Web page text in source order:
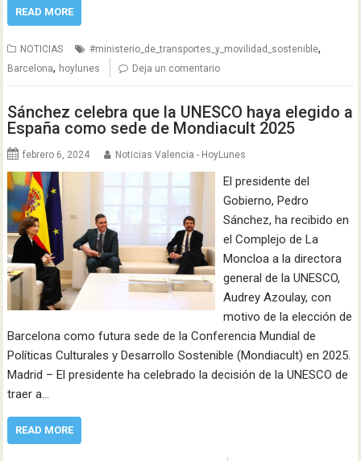
READ MORE
NOTICIAS #ministerio_de_transportes_y_movilidad_sostenible,
Barcelona, hoylunes Deja un comentario
Sánchez celebra que la UNESCO haya elegido a
España como sede de Mondiacult 2025
febrero 6, 2024 Noticias Valencia - HoyLunes
El presidente del
Gobierno, Pedro
Sánchez, ha recibido en
el Complejo de La
Moncloa a la directora
general de la UNESCO,
Audrey Azoulay, con
motivo de la elección de
Barcelona como futura sede de la Conferencia Mundial de
Políticas Culturales y Desarrollo Sostenible (Mondiacult) en 2025.
Madrid – El presidente ha celebrado la decisión de la UNESCO de
traer a…
READ MORE